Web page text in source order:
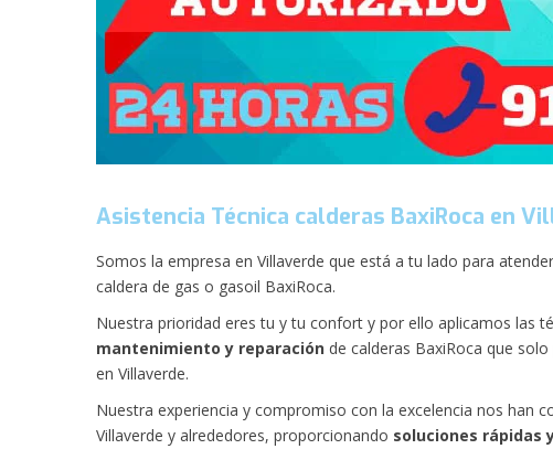
Asistencia Técnica calderas BaxiRoca en
Somos la empresa en Villaverde que está a tu lado para
caldera de gas o gasoil BaxiRoca.
Nuestra prioridad eres tu y tu confort y por ello aplicamos las
mantenimiento y reparación de calderas BaxiRoca que
en Villaverde.
Nuestra experiencia y compromiso con la excelencia nos han
Villaverde y alrededores, proporcionando soluciones rápidas